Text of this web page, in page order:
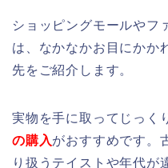
ショッピングモールやフ
は、なかなかお目にかか
先をご紹介します。
実物を手に取ってじっく
の購入がおすすめです。
り扱うテイストや年代が